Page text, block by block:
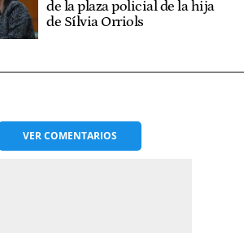
de la plaza policial de la hija
de Sílvia Orriols
VERCOMENTARIOS